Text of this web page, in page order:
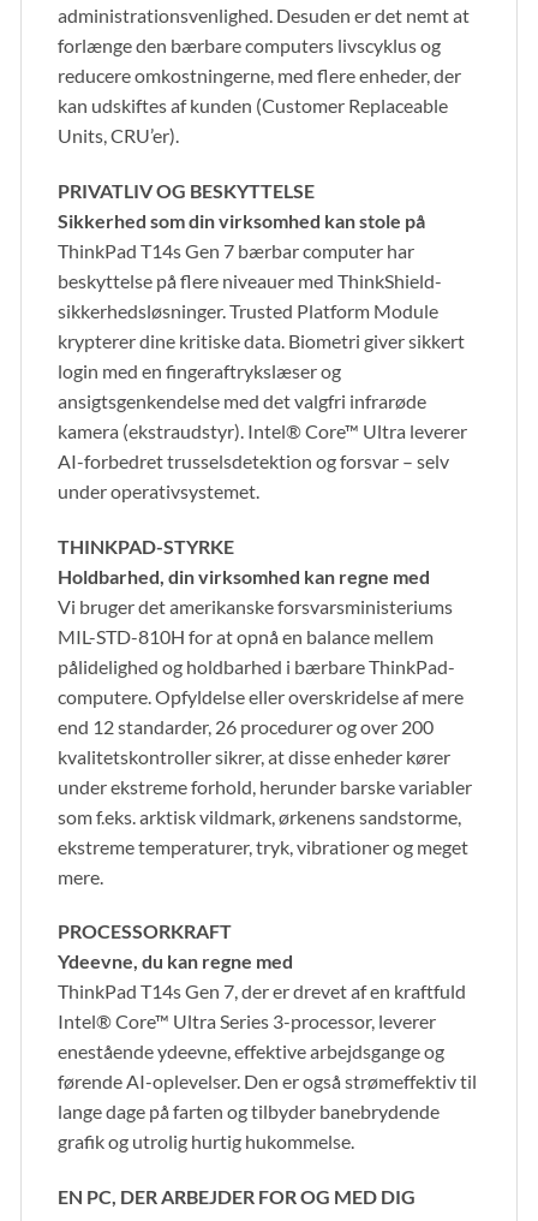
administrationsvenlighed. Desuden er det nemt at
forlænge den bærbare computers livscyklus og
reducere omkostningerne, med flere enheder, der
kan udskiftes af kunden (Customer Replaceable
Units, CRU’er).
PRIVATLIV OG BESKYTTELSE
Sikkerhed som din virksomhed kan stole på
ThinkPad T14s Gen 7 bærbar computer har
beskyttelse på flere niveauer med ThinkShield-
sikkerhedsløsninger. Trusted Platform Module
krypterer dine kritiske data. Biometri giver sikkert
login med en fingeraftrykslæser og
ansigtsgenkendelse med det valgfri infrarøde
kamera (ekstraudstyr). Intel® Core™ Ultra leverer
AI-forbedret trusselsdetektion og forsvar – selv
under operativsystemet.
THINKPAD-STYRKE
Holdbarhed, din virksomhed kan regne med
Vi bruger det amerikanske forsvarsministeriums
MIL-STD-810H for at opnå en balance mellem
pålidelighed og holdbarhed i bærbare ThinkPad-
computere. Opfyldelse eller overskridelse af mere
end 12 standarder, 26 procedurer og over 200
kvalitetskontroller sikrer, at disse enheder kører
under ekstreme forhold, herunder barske variabler
som f.eks. arktisk vildmark, ørkenens sandstorme,
ekstreme temperaturer, tryk, vibrationer og meget
mere.
PROCESSORKRAFT
Ydeevne, du kan regne med
ThinkPad T14s Gen 7, der er drevet af en kraftfuld
Intel® Core™ Ultra Series 3-processor, leverer
enestående ydeevne, effektive arbejdsgange og
førende AI-oplevelser. Den er også strømeffektiv til
lange dage på farten og tilbyder banebrydende
grafik og utrolig hurtig hukommelse.
EN PC, DER ARBEJDER FOR OG MED DIG